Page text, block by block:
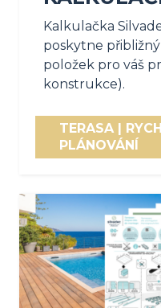
Kalkulačka
poskytne
položek pro váš
konstrukce).
TERASA |
PLÁNOVÁNÍ